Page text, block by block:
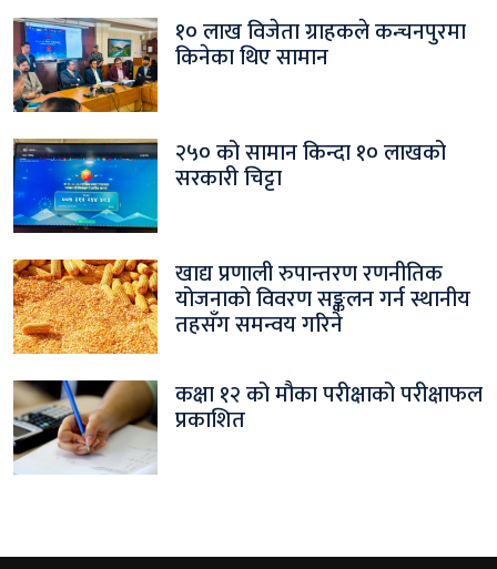
१० लाख विजेता ग्राहकले कन्चनपुरमा
किनेका थिए सामान
२५० को सामान किन्दा १० लाखको
सरकारी चिट्टा
खाद्य प्रणाली रुपान्तरण रणनीतिक
योजनाको विवरण सङ्कलन गर्न स्थानीय
तहसँग समन्वय गरिने
कक्षा १२ को मौका परीक्षाको परीक्षाफल
प्रकाशित